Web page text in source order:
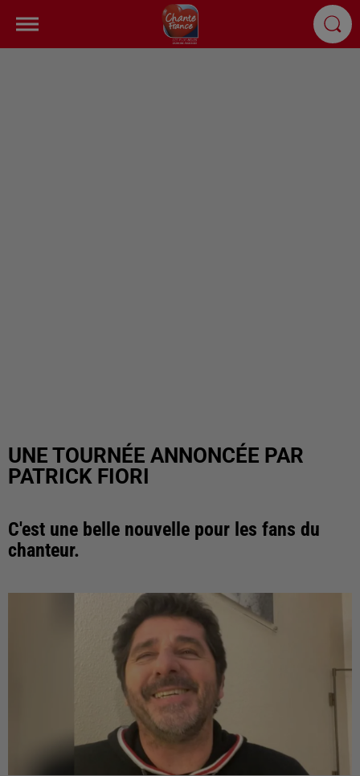
UNE TOURNÉE ANNONCÉE PAR
PATRICK FIORI
C'est une belle nouvelle pour les fans du
chanteur.